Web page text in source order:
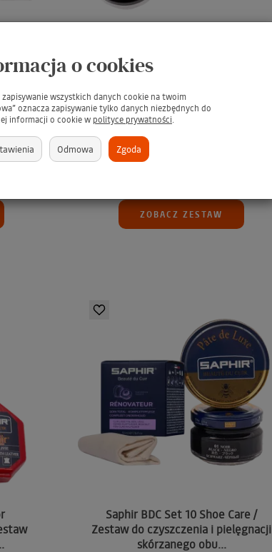
SAPHIR BDC Set 8 Color Renovation
/ Koloryzujący zestaw do renowacji
skór na rys...
Zestaw do renowacji skór
ZOBACZ ZESTAW
Saphir BDC Set 10 Shoe Care /
Zestaw do czyszczenia i pielęgnacji
skórzanego obu...
o cookies
zapisywanie wszystkich danych cookie na twoim
oznacza zapisywanie tylko danych niezbędnych do
informacji o cookie w polityce prywatności.
Odmowa Zgoda